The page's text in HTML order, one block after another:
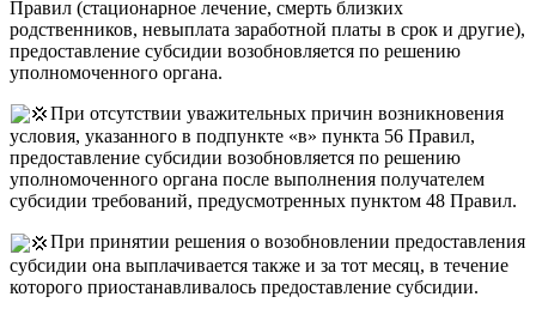
Правил (стационарное лечение, смерть близких
родственников, невыплата заработной платы в срок и другие),
предоставление субсидии возобновляется по решению
уполномоченного органа.
При отсутствии уважительных причин возникновения
условия, указанного в подпункте «в» пункта 56 Правил,
предоставление субсидии возобновляется по решению
уполномоченного органа после выполнения получателем
субсидии требований, предусмотренных пунктом 48 Правил.
При принятии решения о возобновлении предоставления
субсидии она выплачивается также и за тот месяц, в течение
которого приостанавливалось предоставление субсидии.